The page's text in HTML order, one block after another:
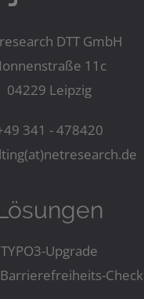
DTT GmbH
11c
04229 Leipzig
341 - 478420
TYPO3-Upgrade
Barrierefreiheits-Check